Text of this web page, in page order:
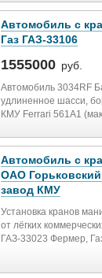
Автомобиль с
Газ ГАЗ-33106
1555000 руб.
Автомобиль 3034RF
удлиненное шасси,
КМУ Ferrari 561A1
Автомобиль с
ОАО
завод КМУ
Установка кранов
от лёгких
ГАЗ-33023 Фермер,